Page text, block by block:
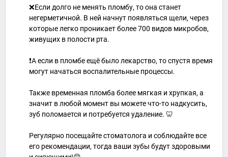
❌Если долго не менять пломбу, то она станет
негерметичной. В ней начнут появляться щели, через
которые легко проникает более 700 видов микробов,
живущих в полости рта.
❗️А если в пломбе ещё было лекарство, то спустя время
могут начаться воспалительные процессы.
Также временная пломба более мягкая и хрупкая, а
значит в любой момент вы можете что-то надкусить,
зуб поломается и потребуется удаление. 🦷
Регулярно посещайте стоматолога и соблюдайте все
его рекомендации, тогда ваши зубы будут здоровыми